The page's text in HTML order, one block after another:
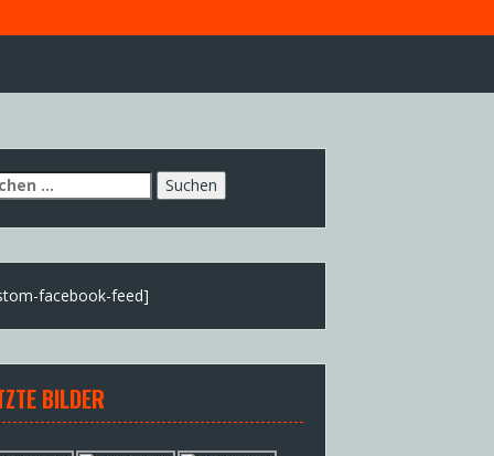
facebook-feed]
BILDER